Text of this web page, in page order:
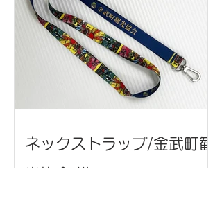
ネックストラップ/金武町観